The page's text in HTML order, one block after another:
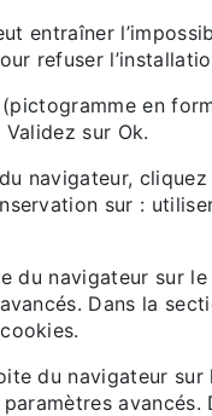
entraîner
refuser
en
sur Ok.
navigateur,
sur :
du navigateur sur
Dans la
du navigateur